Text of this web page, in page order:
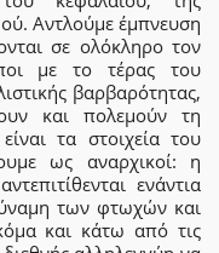
Αντλούμε έμπνευση
σε ολόκληρο τον
με το τέρας του
βαρβαρότητας,
και πολεμούν τη
τα στοιχεία του
ως αναρχικοί: η
ενάντια
των φτωχών και
και κάτω από τις